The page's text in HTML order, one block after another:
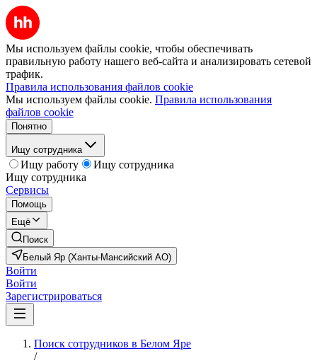
Мы используем файлы cookie, чтобы обеспечивать
правильную работу нашего веб-сайта и анализировать сетевой
трафик.
Правила использования файлов cookie
Мы используем файлы cookie. Правила использования
файлов cookie
Понятно
Ищу сотрудника
Ищу работу
Ищу сотрудника
Ищу сотрудника
Сервисы
Помощь
Ещё
Поиск
Белый Яр (Ханты-Мансийский АО)
Войти
Войти
Зарегистрироваться
Поиск сотрудников в Белом Яре
/